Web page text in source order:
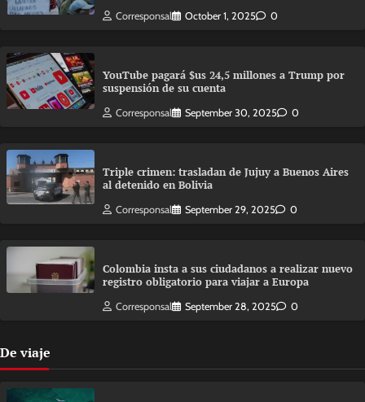
Corresponsal October 1, 2025 0
YouTube pagará $us 24,5 millones a Trump por
suspensión de su cuenta
Corresponsal September 30, 2025 0
Triple crimen: trasladan de Jujuy a Buenos Aires
al detenido en Bolivia
Corresponsal September 29, 2025 0
Colombia insta a sus ciudadanos a realizar nuevo
registro obligatorio para viajar a Europa
Corresponsal September 28, 2025 0
De viaje